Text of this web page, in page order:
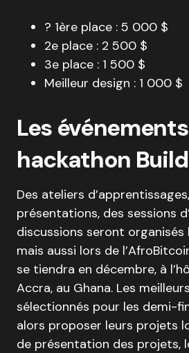
? 1ère place : 5 000 $
2e place : 2 500 $
3e place : 1 500 $
Meilleur design : 1 000 $
Les
hackathon
Des ateliers
présentations, des sessions
discussions seront
mais aussi lors de
se tiendra en décembre, à
Accra, au Ghana. Les
sélectionnés pour les demi-
alors proposer leurs projets
de présentation des projets,